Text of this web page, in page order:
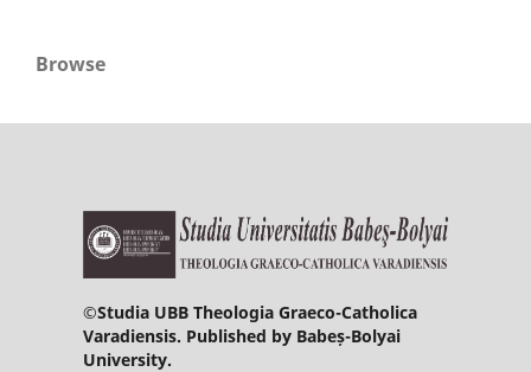
Browse
©Studia UBB Theologia Graeco-Catholica
Varadiensis. Published by Babeș-Bolyai
University.